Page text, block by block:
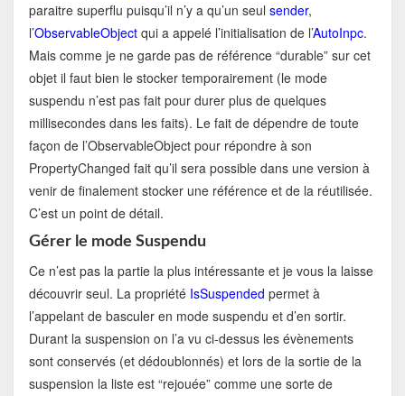
paraitre superflu puisqu’il n’y a qu’un seul sender,
l’ObservableObjectqui a appelé l’initialisation de l’AutoInpc.
Mais comme je ne garde pas de référence “durable” sur cet
objet il faut bien le stocker temporairement (le mode
suspendu n’est pas fait pour durer plus de quelques
millisecondes dans les faits). Le fait de dépendre de toute
façon de l’ObservableObject pour répondre à son
PropertyChanged fait qu’il sera possible dans une version à
venir de finalement stocker une référence et de la réutilisée.
C’est un point de détail.
Gérer le mode Suspendu
Ce n’est pas la partie la plus intéressante et je vous la laisse
découvrir seul. La propriété IsSuspended permet à
l’appelant de basculer en mode suspendu et d’en sortir.
Durant la suspension on l’a vu ci-dessus les évènements
sont conservés (et dédoublonnés) et lors de la sortie de la
suspension la liste est “rejouée” comme une sorte de